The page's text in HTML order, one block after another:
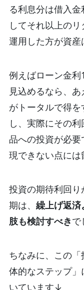
る利息分は借入
してそれ以上の
運用した方が資産
例えばローン金
見込めるなら、
がトータルで得
し、実際にその
品への投資が必
現できない点には
投資の期待利回
期は、 繰上げ返
肢も検討すべきで
ちなみに、この
体的なステップ
いています↓